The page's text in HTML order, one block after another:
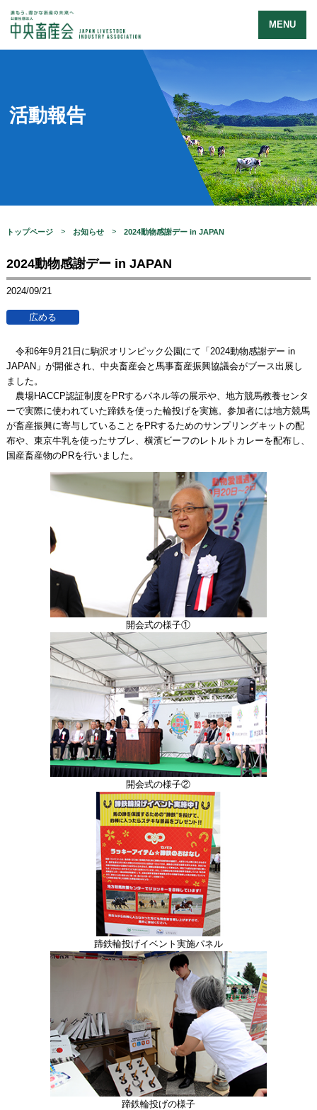
MENU
活動報告
トップページ お知らせ 2024動物感謝デー in JAPAN
2024動物感謝デー in JAPAN
2024/09/21
令和6年9月21日に駒沢オリンピック公園にて「2024動物感謝デー in
JAPAN」が開催され、中央畜産会と馬事畜産振興協議会がブース出展し
ました。
農場HACCP認証制度をPRするパネル等の展示や、地方競馬教養センタ
ーで実際に使われていた蹄鉄を使った輪投げを実施。参加者には地方競馬
が畜産振興に寄与していることをPRするためのサンプリングキットの配
布や、東京牛乳を使ったサブレ、横濱ビーフのレトルトカレーを配布し、
国産畜産物のPRを行いました。
開会式の様子①
開会式の様子②
蹄鉄輪投げイベント実施パネル
蹄鉄輪投げの様子